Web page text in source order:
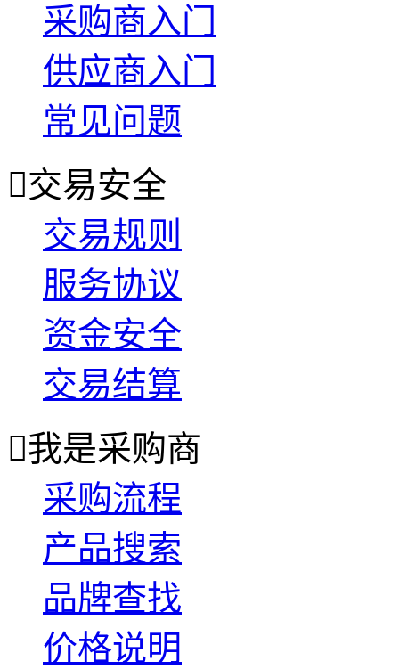
采购商入门
供应商入门
常见问题
交易安全
交易规则
服务协议
资金安全
交易结算
我是采购商
采购流程
产品搜索
品牌查找
价格说明